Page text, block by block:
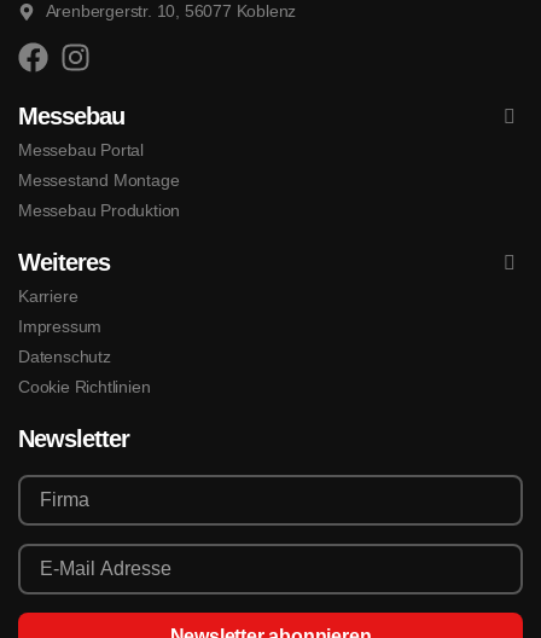
Arenbergerstr. 10, 56077 Koblenz
Messebau
Messebau Portal
Messestand Montage
Messebau Produktion
Weiteres
Karriere
Impressum
Datenschutz
Cookie Richtlinien
Newsletter